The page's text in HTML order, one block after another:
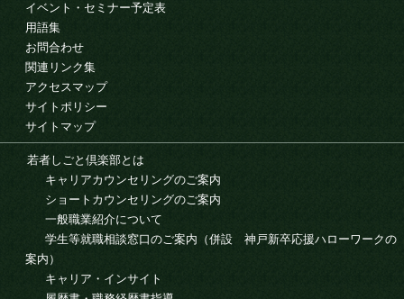
イベント・セミナー予定表
用語集
お問合わせ
関連リンク集
アクセスマップ
サイトポリシー
サイトマップ
若者しごと倶楽部とは
キャリアカウンセリングのご案内
ショートカウンセリングのご案内
一般職業紹介について
学生等就職相談窓口のご案内（併設 神戸新卒応援ハローワークの
案内）
キャリア・インサイト